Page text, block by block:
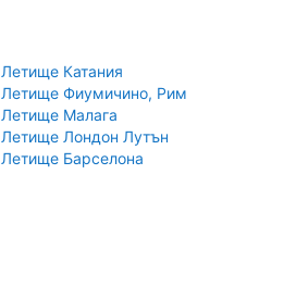
Летище Катания
Летище Фиумичино, Рим
Летище Малага
Летище Лондон Лутън
Летище Барселона